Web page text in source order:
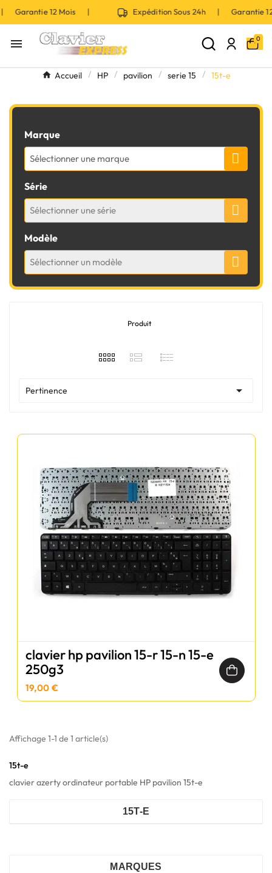
| Garantie 12 Mois | Expédition Sous 24h |
 0
Accueil HP pavilion serie 15 15t-e
Marque
Sélectionner une marque
Série
Sélectionner une série
Modèle
Sélectionner un modèle
Produit
Pertinence 
clavier hp pavilion 15-r 15-n 15-e
250g3
19,00 €
Affichage 1-1 de 1 article(s)
15t-e
clavier azerty ordinateur portable HP pavilion 15t-e
15T-E
MARQUES